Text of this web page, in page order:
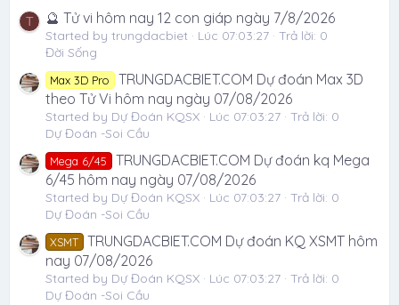
T 🔮 Tử vi hôm nay 12 con giáp ngày 7/8/2026
Started by trungdacbiet Lúc 07:03:27
Trả lời: 0
Đời Sống
Max 3D Pro
TRUNGDACBIET.COM Dự đoán Max 3D
theo Tử Vi hôm nay ngày 07/08/2026
Started by Dự Đoán KQSX Lúc 07:03:27
Trả lời: 0
Dự Đoán -Soi Cầu
Mega 6/45
TRUNGDACBIET.COM Dự đoán kq Mega
6/45 hôm nay ngày 07/08/2026
Started by Dự Đoán KQSX Lúc 07:03:27
Trả lời: 0
Dự Đoán -Soi Cầu
XSMT TRUNGDACBIET.COM Dự đoán KQ XSMT hôm
nay 07/08/2026
Started by Dự Đoán KQSX Lúc 07:03:27
Trả lời: 0
Dự Đoán -Soi Cầu